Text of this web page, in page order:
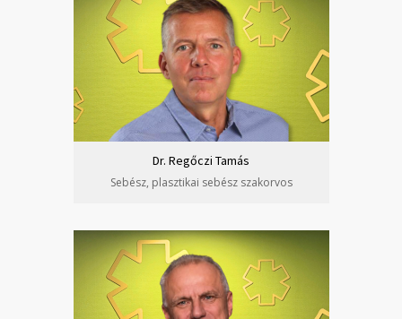
Dr. Regőczi Tamás
Sebész, plasztikai sebész szakorvos